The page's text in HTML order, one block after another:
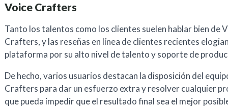
Voice Crafters
Tanto los talentos como los clientes suelen hablar bien de
Crafters, y las reseñas en línea de clientes recientes
plataforma por su alto nivel de talento y soporte de
De hecho, varios usuarios destacan la disposición del
Crafters para dar un esfuerzo extra y resolver cualquier
que pueda impedir que el resultado final sea el mejor